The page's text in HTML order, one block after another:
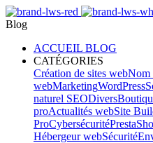
Blog
ACCUEIL BLOG
CATÉGORIES
Création de sites webNom
webMarketingWordPress
naturel SEODivers
proActualités webSite
ProCybersécurité
Hébergeur webSécurité